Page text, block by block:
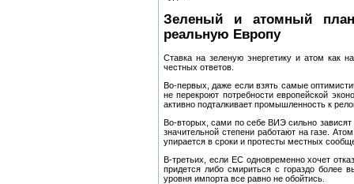
Зеленый и атомный
реальную Европу
Ставка на зеленую энергетику и атом как
честных ответов.
Во‑первых, даже если взять самые
не перекроют потребности европейской
активно подталкивает промышленность к
Во‑вторых, сами по себе ВИЭ сильно
значительной степени работают на газе.
упирается в сроки и протесты местных
В‑третьих, если ЕС одновременно хочет
придется либо смириться с гораздо более
уровня импорта все равно не обойтись.